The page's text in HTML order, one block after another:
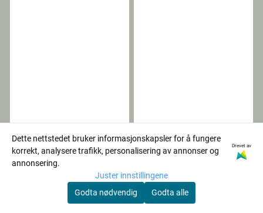
Bravehead
Hårstrikker silikon
Clear
Bravehead
Jawclips 3-parts
65,00
Dette nettstedet bruker informasjonskapsler for å fungere
korrekt, analysere trafikk, personalisering av annonser og
annonsering.
Drevet av
Juster innstillingene
Godta nødvendig
Godta alle